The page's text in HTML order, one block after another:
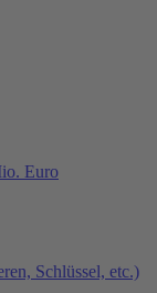
Euro
Schlüssel, etc.)